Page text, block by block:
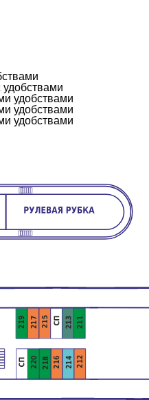
удобствами
удобствами
удобствами
212
220
219 217
218 216 214